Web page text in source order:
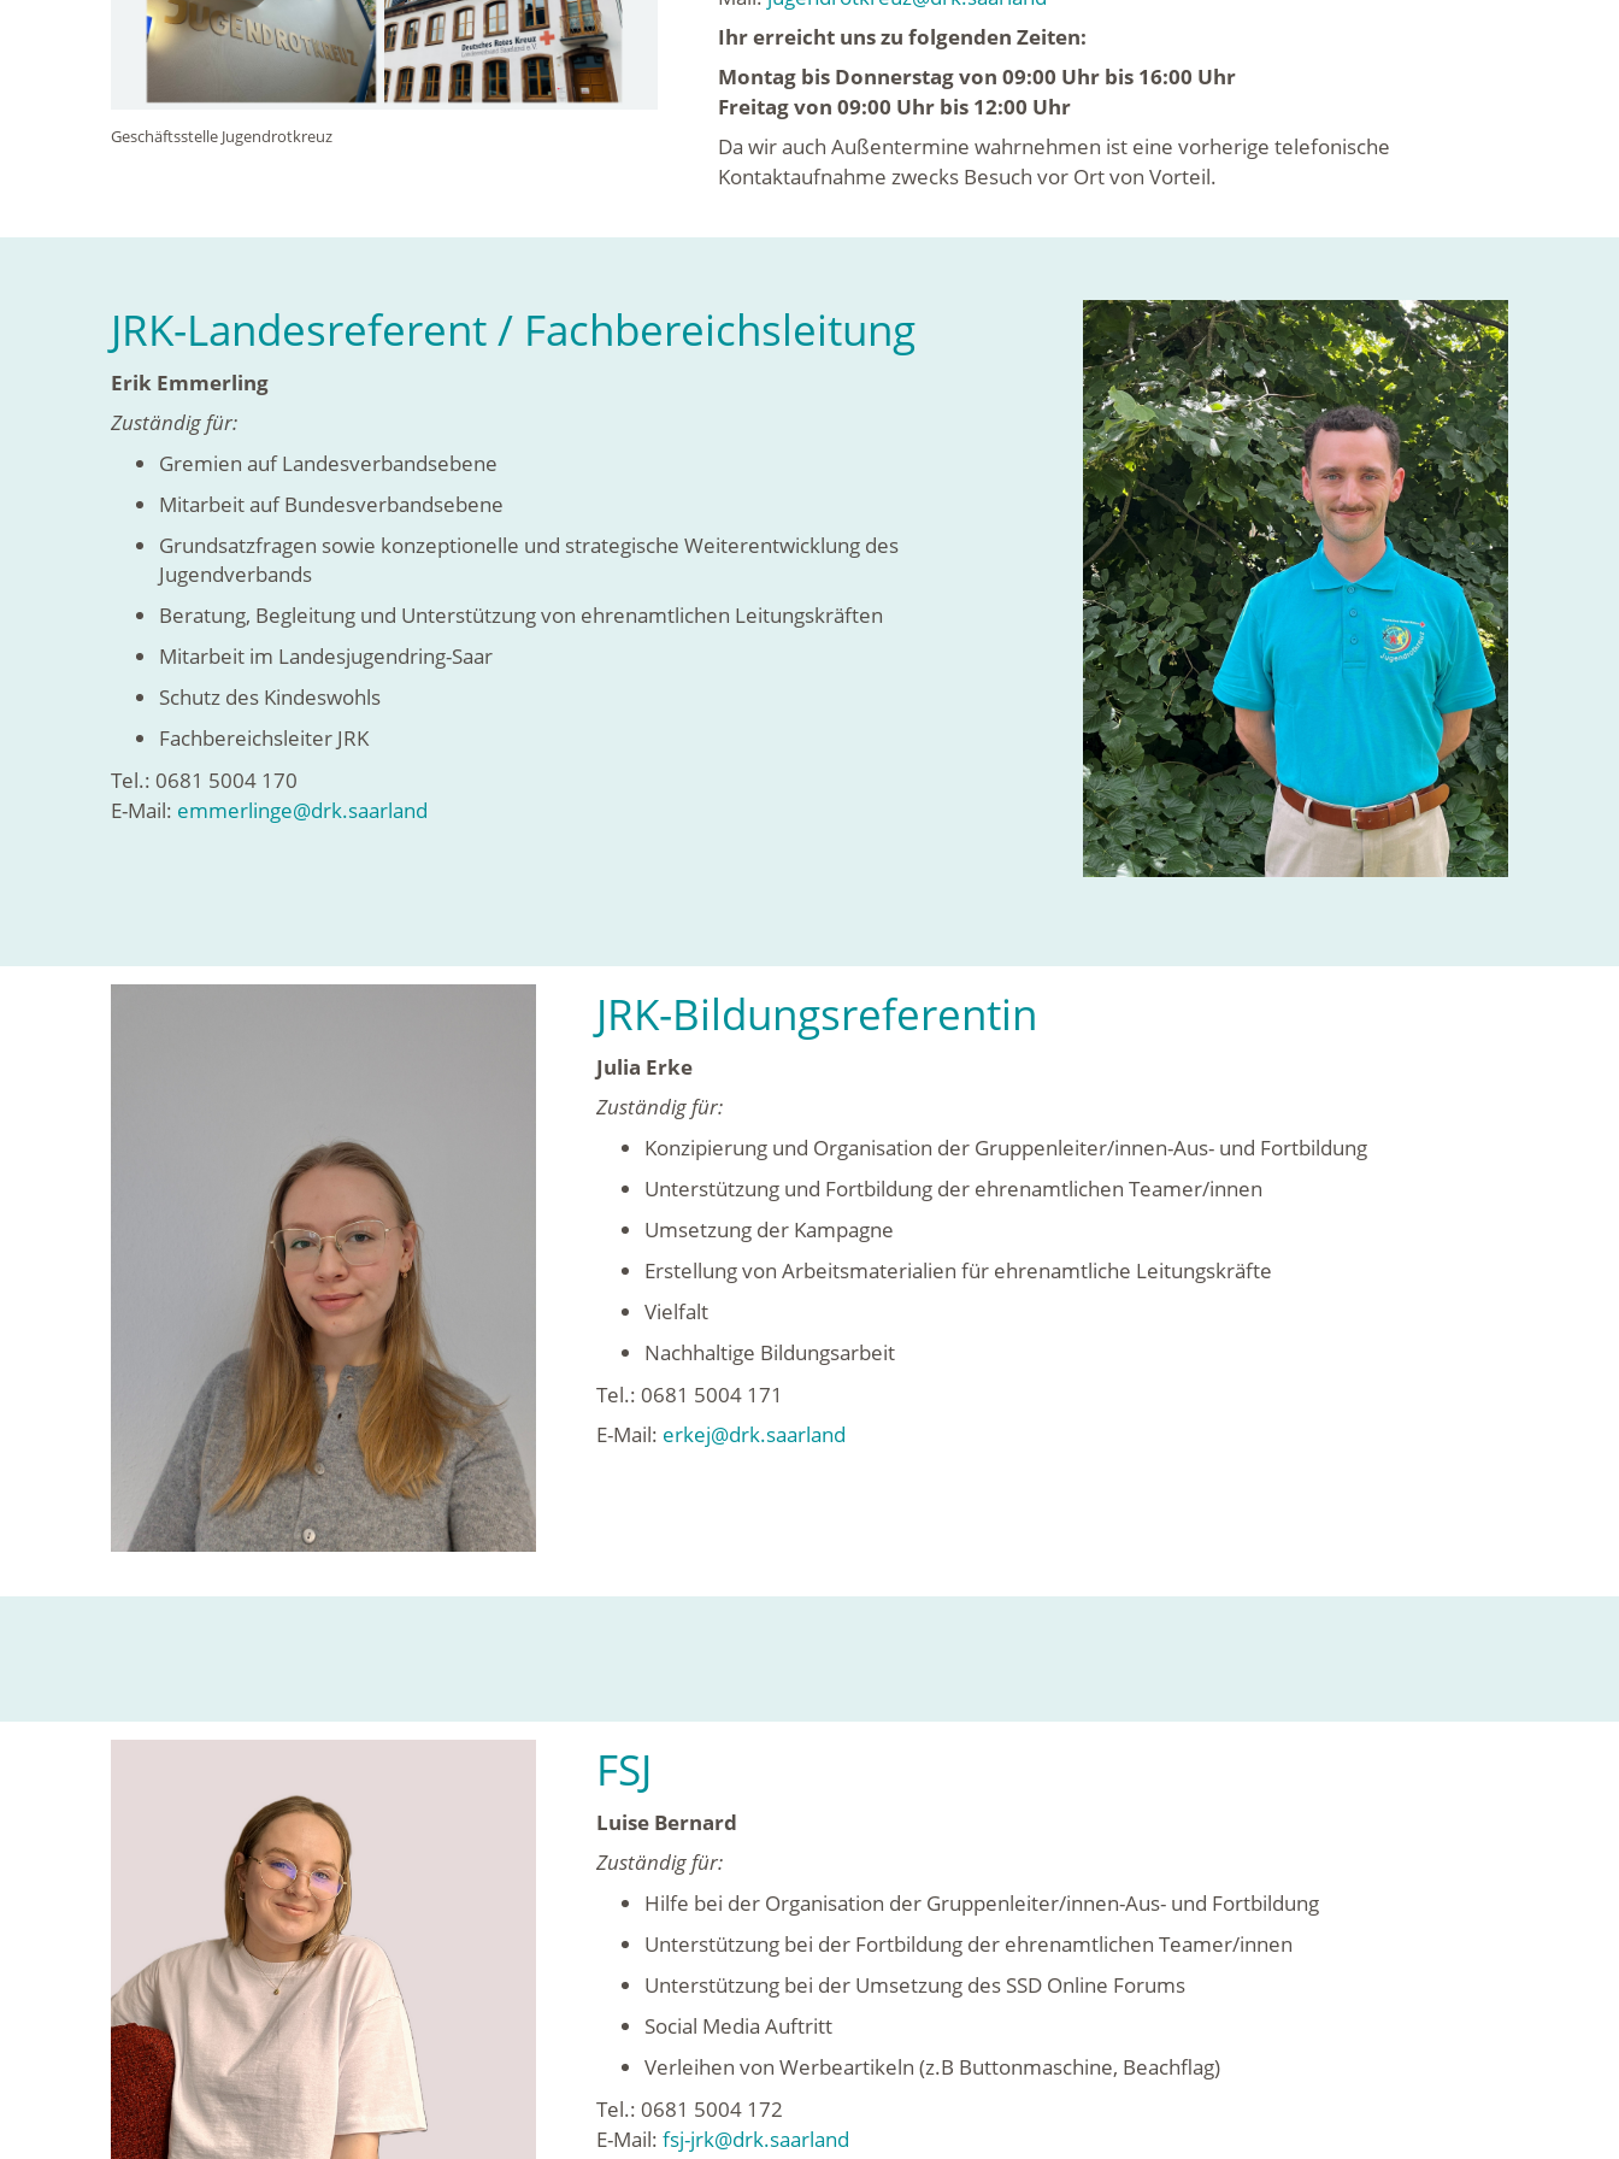
Geschäftsstelle Jugendrotkreuz
Ihr erreicht uns zu folgenden Zeiten:
Montag bis Donnerstag von 09:00 Uhr bis 16:00 Uhr
Freitag von 09:00 Uhr bis 12:00 Uhr
Da wir auch Außentermine wahrnehmen ist eine vorherige telefonische
Kontaktaufnahme zwecks Besuch vor Ort von Vorteil.
JRK-Landesreferent / Fachbereichsleitung
Erik Emmerling
Zuständig für:
Gremien auf Landesverbandsebene
Mitarbeit auf Bundesverbandsebene
Grundsatzfragen sowie konzeptionelle und strategische Weiterentwicklung des
Jugendverbands
Beratung, Begleitung und Unterstützung von ehrenamtlichen Leitungskräften
Mitarbeit im Landesjugendring-Saar
Schutz des Kindeswohls
Fachbereichsleiter JRK
Tel.: 0681 5004 170
E-Mail: emmerlinge@drk.saarland
JRK-Bildungsreferentin
Julia Erke
Zuständig für:
Konzipierung und Organisation der Gruppenleiter/innen-Aus- und Fortbildung
Unterstützung und Fortbildung der ehrenamtlichen Teamer/innen
Umsetzung der Kampagne
Erstellung von Arbeitsmaterialien für ehrenamtliche Leitungskräfte
Vielfalt
Nachhaltige Bildungsarbeit
Tel.: 0681 5004 171
E-Mail: erkej@drk.saarland
FSJ
Luise Bernard
Zuständig für:
Hilfe bei der Organisation der Gruppenleiter/innen-Aus- und Fortbildung
Unterstützung bei der Fortbildung der ehrenamtlichen Teamer/innen
Unterstützung bei der Umsetzung des SSD Online Forums
Social Media Auftritt
Verleihen von Werbeartikeln (z.B Buttonmaschine, Beachflag)
Tel.: 0681 5004 172
E-Mail:fsj-jrk@drk.saarland